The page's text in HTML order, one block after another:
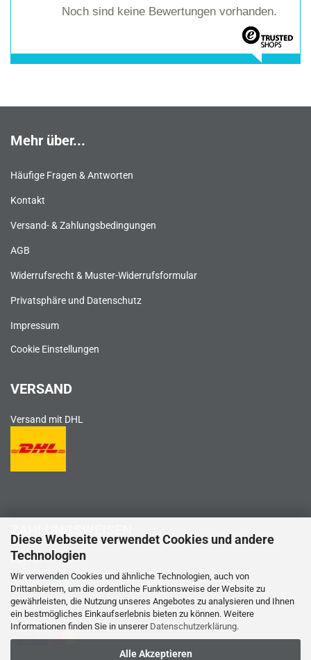
Diese Webseite verwendet Cookies und andere
Technologien
Wir verwenden Cookies und ähnliche Technologien, auch von
Drittanbietern, um die ordentliche Funktionsweise der Website zu
gewährleisten, die Nutzung unseres Angebotes zu analysieren und Ihnen
ein bestmögliches Einkaufserlebnis bieten zu können. Weitere
Informationen finden Sie in unserer Datenschutzerklärung.
Alle Akzeptieren
Noch sind keine Bewertungen vorhanden.
Mehr über...
Häufige Fragen & Antworten
Kontakt
Versand- & Zahlungsbedingungen
AGB
Widerrufsrecht & Muster-Widerrufsformular
Privatsphäre und Datenschutz
Impressum
Cookie Einstellungen
VERSAND
Versand mit DHL
ZAHLUNGSWEISEN
PayPal
Kreditkarte